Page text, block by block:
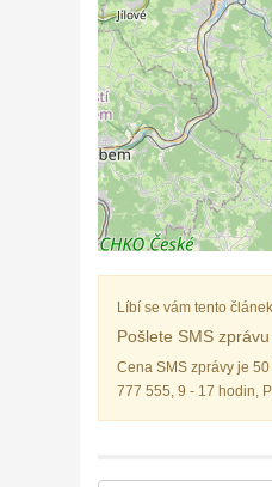
Líbí se vám tento
Pošlete SMS
Cena SMS zprávy je
777 555, 9 - 17 hodin,